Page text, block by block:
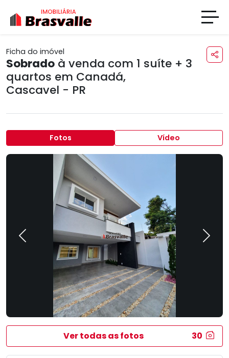
Ficha do imóvel
Sobrado à venda com 1 suíte + 3
quartos em Canadá,
Cascavel - PR
Fotos Vídeo
Previous Next
Ver todas as fotos 30